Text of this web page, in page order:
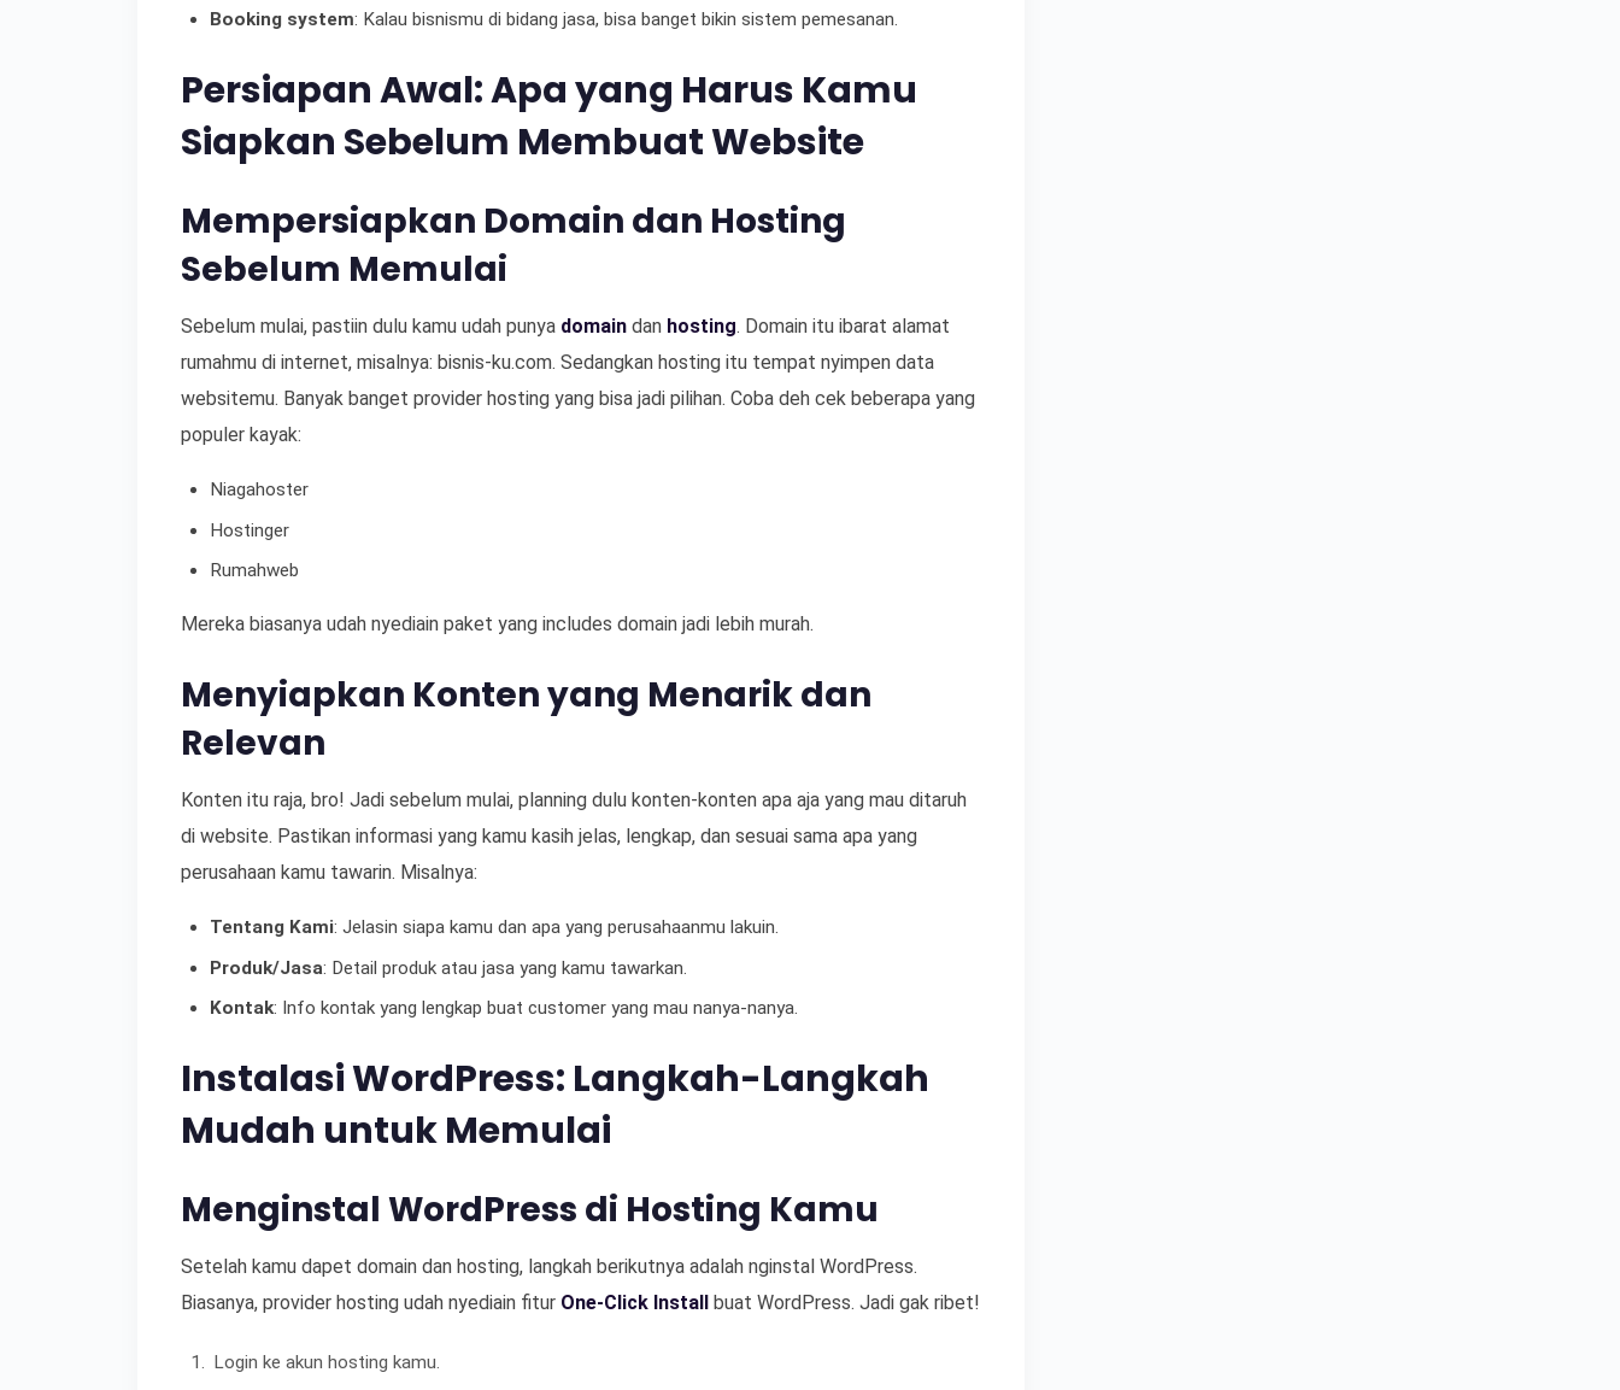
Booking system: Kalau bisnismu di bidang jasa, bisa banget bikin sistem pemesanan.
Persiapan Awal: Apa yang Harus Kamu
Siapkan Sebelum Membuat Website
Mempersiapkan Domain dan Hosting
Sebelum Memulai
Sebelum mulai, pastiin dulu kamu udah punya domain dan hosting. Domain itu ibarat alamat
rumahmu di internet, misalnya: bisnis-ku.com. Sedangkan hosting itu tempat nyimpen data
websitemu. Banyak banget provider hosting yang bisa jadi pilihan. Coba deh cek beberapa yang
populer kayak:
Niagahoster
Hostinger
Rumahweb
Mereka biasanya udah nyediain paket yang includes domain jadi lebih murah.
Menyiapkan Konten yang Menarik dan
Relevan
Konten itu raja, bro! Jadi sebelum mulai, planning dulu konten-konten apa aja yang mau ditaruh
di website. Pastikan informasi yang kamu kasih jelas, lengkap, dan sesuai sama apa yang
perusahaan kamu tawarin. Misalnya:
Tentang Kami: Jelasin siapa kamu dan apa yang perusahaanmu lakuin.
Produk/Jasa: Detail produk atau jasa yang kamu tawarkan.
Kontak: Info kontak yang lengkap buat customer yang mau nanya-nanya.
Instalasi WordPress: Langkah-Langkah
Mudah untuk Memulai
Menginstal WordPress di Hosting Kamu
Setelah kamu dapet domain dan hosting, langkah berikutnya adalah nginstal WordPress.
Biasanya, provider hosting udah nyediain fitur One-Click Install buat WordPress. Jadi gak ribet!
Login ke akun hosting kamu.